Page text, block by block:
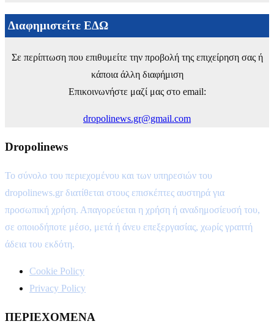
Διαφημιστείτε ΕΔΩ
Σε περίπτωση που επιθυμείτε την προβολή της επιχείρηση σας ή
κάποια άλλη διαφήμιση
Επικοινωνήστε μαζί μας στο email:
dropolinews.gr@gmail.com
Dropolinews
Το σύνολο του περιεχομένου και των υπηρεσιών του
dropolinews.gr διατίθεται στους επισκέπτες αυστηρά για
προσωπική χρήση. Απαγορεύεται η χρήση ή αναδημοσίευσή του,
σε οποιοδήποτε μέσο, μετά ή άνευ επεξεργασίας, χωρίς γραπτή
άδεια του εκδότη.
Cookie Policy
Privacy Policy
ΠΕΡΙΕΧΟΜΕΝΑ